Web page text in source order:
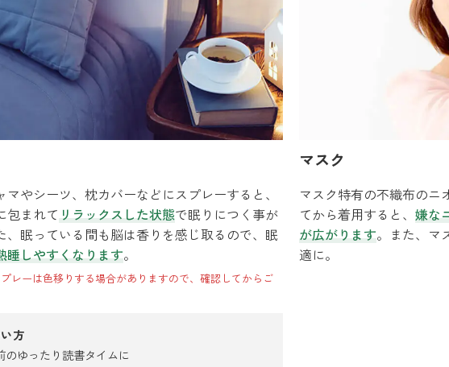
マやシーツ、枕カバーなどにスプレーすると、
包まれて リラックスした状態で眠りにつく事が
、眠っている間も脳は香りを感じ取るので、眠
睡しやすくなります。
レーは色移りする場合がありますので、確認してからご
方
のゆったり読書タイムに
マスク
マスク特有の不織布のニ
てから着用すると、 嫌な
が広がります。また、マ
適に。